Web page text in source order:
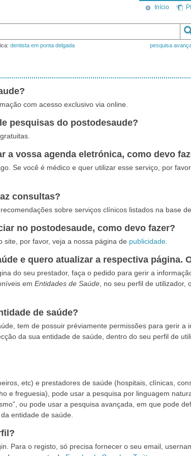
Início
dentista em ponta delgada pesquisa
com acesso exclusivo via online.
pesquisas do postodesaude?
a vossa agenda eletrónica, como devo
Se você é médico e quer utilizar esse serviço, por
consultas?
sobre serviços clínicos listados na base
no postodesaude, como devo fazer?
por favor, veja a nossa página de publicidade.
e quero atualizar a respectiva página.
do seu prestador, faça o pedido para gerir a
em Entidades de Saúde, no seu perfil de utilizador,
de saúde?
tem de possuir préviamente permissões para gerir a
da sua entidade de saúde, dentro do seu perfil de
etc) e prestadores de saúde (hospitais, clínicas,
e freguesia), pode usar a pesquisa por linguagem
ou pode usar a pesquisa avançada, em que pode
entidade de saúde.
Para o registo, só precisa fornecer o seu email,